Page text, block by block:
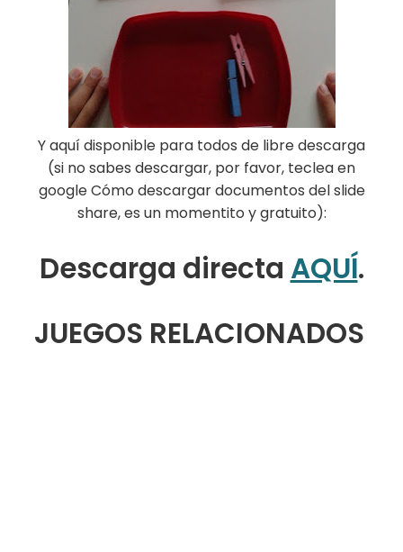
Y aquí disponible para todos de libre descarga
(si no sabes descargar, por favor, teclea en
google Cómo descargar documentos del slide
share, es un momentito y gratuito):
Descarga directa AQUÍ.
JUEGOS RELACIONADOS